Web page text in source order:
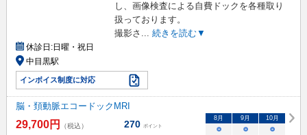
し、画像検査による自費ドックを各種取り
扱っております。
撮影さ ... 続きを読む▼
休診日:日曜・祝日
中目黒駅
インボイス制度に対応
脳・頚動脈エコードックMRI
29,700円 （税込） 270 ポイント
8月 9月 10月
○ ○ ○